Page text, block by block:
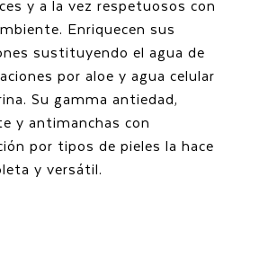
y a la vez respetuosos con
Enriquecen sus
sustituyendo el agua de
por aloe y agua celular
Su gamma antiedad,
y antimanchas con
por tipos de pieles la hace
y versátil.